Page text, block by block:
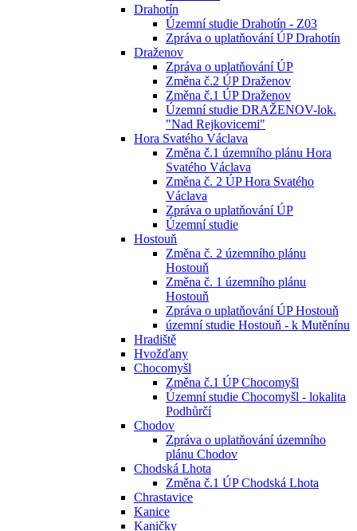
Drahotín
Územní studie Drahotín - Z03
Zpráva o uplatňování ÚP Drahotín
Draženov
Zpráva o uplatňování ÚP
Změna č.2 ÚP Draženov
Změna č.1 ÚP Draženov
Územní studie DRAŽENOV-lok.
"Nad Rejkovicemi"
Hora Svatého Václava
Změna č.1 územního plánu Hora
Svatého Václava
Změna č. 2 ÚP Hora Svatého
Václava
Zpráva o uplatňování ÚP
Územní studie
Hostouň
Změna č. 2 územního plánu
Hostouň
Změna č. 1 územního plánu
Hostouň
Zpráva o uplatňování ÚP Hostouň
územní studie Hostouň - k Mutěnínu
Hradiště
Hvožďany
Chocomyšl
Změna č.1 ÚP Chocomyšl
Územní studie Chocomyšl - lokalita
Podhůrčí
Chodov
Zpráva o uplatňování územního
plánu Chodov
Chodská Lhota
Změna č.1 ÚP Chodská Lhota
Chrastavice
Kanice
Kaničky